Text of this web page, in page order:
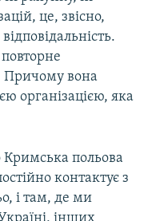
це, звісно,
Причому вона
організацією, яка
польова
контактує з
і там, де ми